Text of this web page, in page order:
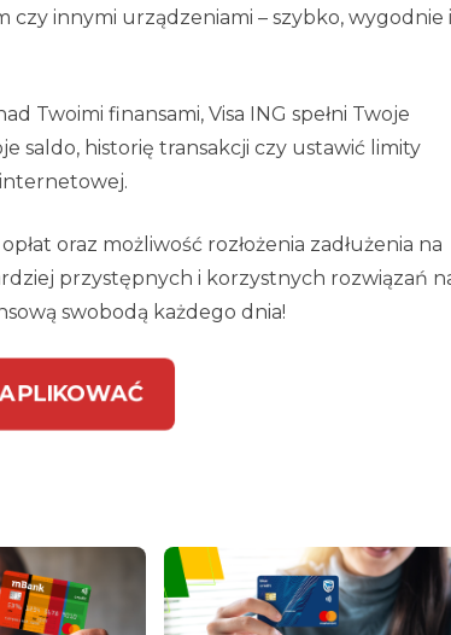
czy innymi urządzeniami – szybko, wygodnie i
Twoimi finansami, Visa ING spełni Twoje
saldo, historię transakcji czy ustawić limity
oraz możliwość rozłożenia zadłużenia na
przystępnych i korzystnych rozwiązań
swobodą każdego dnia!